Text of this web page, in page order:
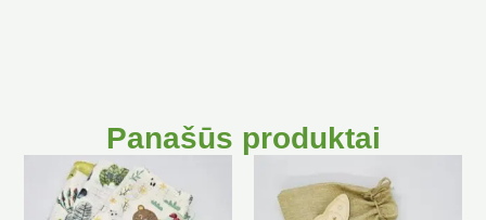
Panašūs produktai
product